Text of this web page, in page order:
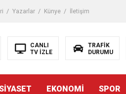
Yazarlar Künye İletişim
CANLI
TV İZLE
TRAFİK
DURUMU
EKONOMİ SPOR